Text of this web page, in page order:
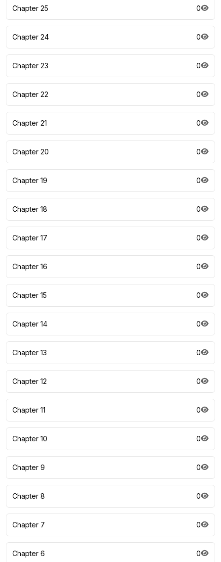
Chapter 25 0
Chapter 24 0
Chapter 23 0
Chapter 22 0
Chapter 21 0
Chapter 20 0
Chapter 19 0
Chapter 18 0
Chapter 17 0
Chapter 16 0
Chapter 15 0
Chapter 14 0
Chapter 13 0
Chapter 12 0
Chapter 11 0
Chapter 10 0
Chapter 9 0
Chapter 8 0
Chapter 7 0
Chapter 6 0